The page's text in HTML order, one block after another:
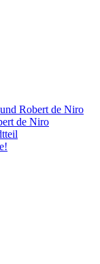
Robert de Niro
de Niro